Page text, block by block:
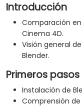
Introducción
Comparación
Cinema 4D.
Visión general
Blender.
Primeros pasos
Instalación de
Comprensión